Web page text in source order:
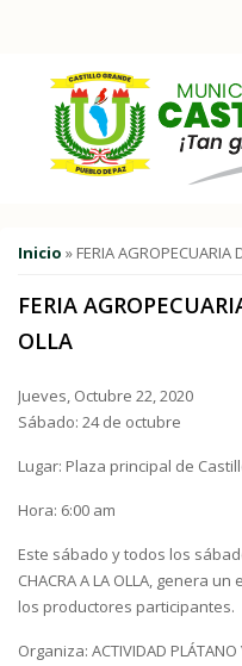
Pasar al contenido principal
Usted está aquí
Inicio » FERIA AGROPECUARIA
FERIA
OLLA
Jueves, Octubre 22, 2020
Sábado: 24 de octubre
Lugar: Plaza principal de
Hora: 6:00 am
Este sábado y todos los
CHACRA A LA OLLA, genera
los productores participantes.
Organiza: ACTIVIDAD